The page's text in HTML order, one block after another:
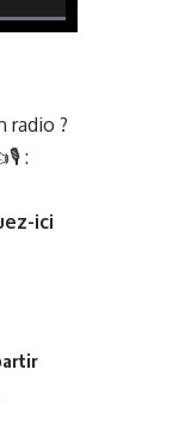
radio ?
:
ici